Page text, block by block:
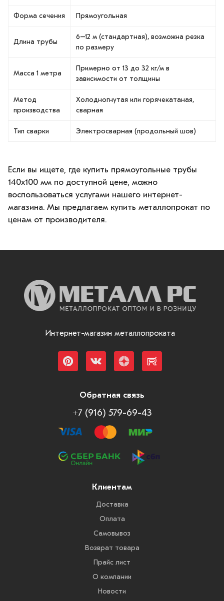
Форма сечения Прямоугольная
Длина трубы
6–12 м (стандартная), возможна резка
по размеру
Масса 1 метра
Примерно от 13 до 32 кг/м в
зависимости от толщины
Метод
производства
Холодногнутая или горячекатаная,
сварная
Тип сварки Электросварная (продольный шов)
Если вы ищете, где купить прямоугольные трубы
140х100 мм по доступной цене, можно
воспользоваться услугами нашего интернет-
магазина. Мы предлагаем купить металлопрокат по
ценам от производителя.
Интернет-магазин металлопроката
Обратная связь
+7 (916) 579-69-43
Клиентам
Доставка
Оплата
Самовывоз
Возврат товара
Прайс лист
О компании
Новости